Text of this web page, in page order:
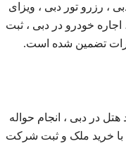
، رزرو تور دبی ، ویزای
خودرو در دبی ، ثبت
تضمین شده است.
هتل در دبی ، انجام حواله
با خرید ملک و ثبت شرکت